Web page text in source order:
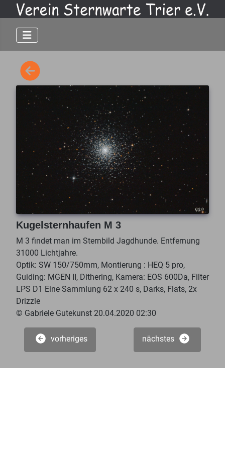
Kugelsternhaufen M 3
M 3 findet man im Sternbild Jagdhunde. Entfernung
31000 Lichtjahre.
Optik: SW 150/750mm, Montierung : HEQ 5 pro,
Guiding: MGEN II, Dithering, Kamera: EOS 600Da, Filter
LPS D1 Eine Sammlung 62 x 240 s, Darks, Flats, 2x
Drizzle
© Gabriele Gutekunst 20.04.2020 02:30
vorheriges nächstes